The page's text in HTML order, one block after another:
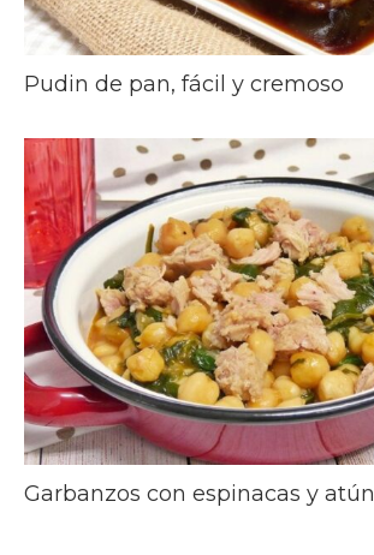
Pudin de pan, fácil y cremoso
Garbanzos con espinacas y atún